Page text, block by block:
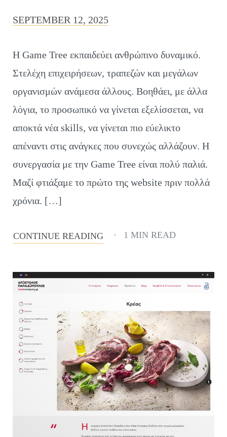
SEPTEMBER 12, 2025
H Game Tree εκπαιδεύει ανθρώπινο δυναμικό.
Στελέχη επιχειρήσεων, τραπεζών και μεγάλων
οργανισμών ανάμεσα άλλους. Βοηθάει, με άλλα
λόγια, το προσωπικό να γίνεται εξελίσσεται, να
αποκτά νέα skills, να γίνεται πιο εύελικτο
απέναντι στις ανάγκες που συνεχώς αλλάζουν. Η
συνεργασία με την Game Tree είναι πολύ παλιά.
Μαζί φτιάξαμε το πρώτο της website πριν πολλά
χρόνια. […]
CONTINUE READING 1 MIN READ